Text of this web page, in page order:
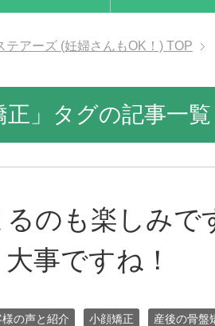
テアーズ (妊婦さんもOK！) TOP
」タグの記事一覧
のも楽しみで
事ですね！
様の声と紹介 小顔矯正 産後の骨盤